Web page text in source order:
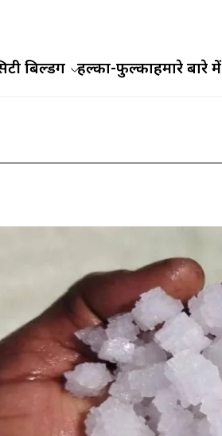
बिल्डिंग हल्का-फुल्काहमारे बारे में